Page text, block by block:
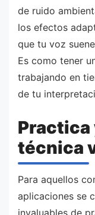
de ruido
los efectos
que tu voz
Es como tener
trabajando en
de tu
técnica
Para aquellos
aplicaciones se